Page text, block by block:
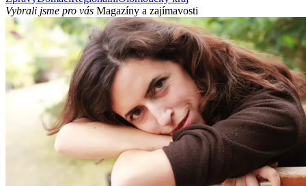
Vybrali jsme pro vás Magazíny a zajímavosti